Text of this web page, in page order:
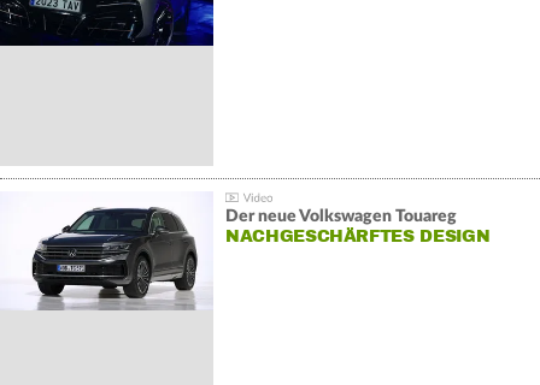
Der neue Volkswagen Touareg
NACHGESCHÄRFTES DESIGN